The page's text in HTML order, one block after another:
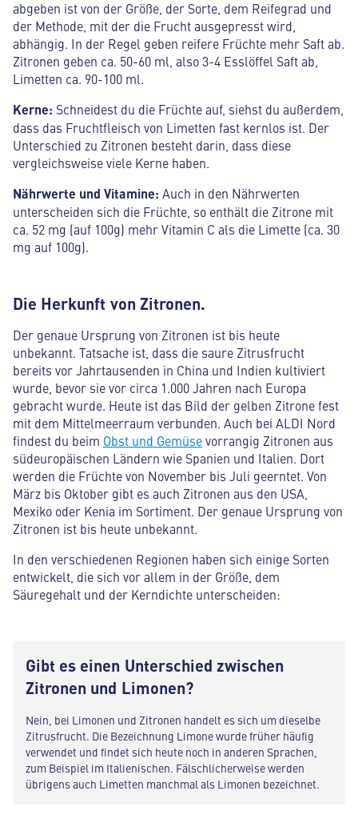
abgeben ist von der Größe, der Sorte, dem Reifegrad und
der Methode, mit der die Frucht ausgepresst wird,
abhängig. In der Regel geben reifere Früchte mehr Saft ab.
Zitronen geben ca. 50-60 ml, also 3-4 Esslöffel Saft ab,
Limetten ca. 90-100 ml.
Kerne: Schneidest du die Früchte auf, siehst du außerdem,
dass das Fruchtfleisch von Limetten fast kernlos ist. Der
Unterschied zu Zitronen besteht darin, dass diese
vergleichsweise viele Kerne haben.
Nährwerte und Vitamine: Auch in den Nährwerten
unterscheiden sich die Früchte, so enthält die Zitrone mit
ca. 52 mg (auf 100g) mehr Vitamin C als die Limette (ca. 30
mg auf 100g).
Die Herkunft von Zitronen.
Der genaue Ursprung von Zitronen ist bis heute
unbekannt. Tatsache ist, dass die saure Zitrusfrucht
bereits vor Jahrtausenden in China und Indien kultiviert
wurde, bevor sie vor circa 1.000 Jahren nach Europa
gebracht wurde. Heute ist das Bild der gelben Zitrone fest
mit dem Mittelmeerraum verbunden. Auch bei ALDI Nord
findest du beim Obst und Gemüsevorrangig Zitronen aus
südeuropäischen Ländern wie Spanien und Italien. Dort
werden die Früchte von November bis Juli geerntet. Von
März bis Oktober gibt es auch Zitronen aus den USA,
Mexiko oder Kenia im Sortiment. Der genaue Ursprung von
Zitronen ist bis heute unbekannt.
In den verschiedenen Regionen haben sich einige Sorten
entwickelt, die sich vor allem in der Größe, dem
Säuregehalt und der Kerndichte unterscheiden:
Gibt es einen Unterschied zwischen
Zitronen und Limonen?
Nein, bei Limonen und Zitronen handelt es sich um dieselbe
Zitrusfrucht. Die Bezeichnung Limone wurde früher häufig
verwendet und findet sich heute noch in anderen Sprachen,
zum Beispiel im Italienischen. Fälschlicherweise werden
übrigens auch Limetten manchmal als Limonen bezeichnet.